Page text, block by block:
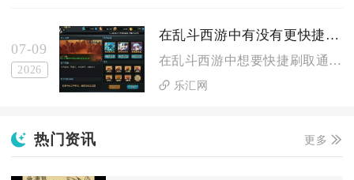
07-09
2026
在乱斗西游中有没有更快捷的刷取通灵魂的办法
在乱斗西游中想要快捷刷取通灵之魂，最优方案是将寻仙捉妖免费次...
乐汇网
热门资讯 更多